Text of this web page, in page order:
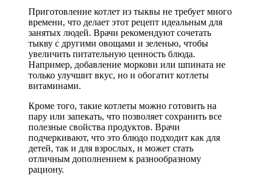
Приготовление котлет из тыквы не требует много
времени, что делает этот рецепт идеальным для
занятых людей. Врачи рекомендуют сочетать
тыкву с другими овощами и зеленью, чтобы
увеличить питательную ценность блюда.
Например, добавление моркови или шпината не
только улучшит вкус, но и обогатит котлеты
витаминами.
Кроме того, такие котлеты можно готовить на
пару или запекать, что позволяет сохранить все
полезные свойства продуктов. Врачи
подчеркивают, что это блюдо подходит как для
детей, так и для взрослых, и может стать
отличным дополнением к разнообразному
рациону.